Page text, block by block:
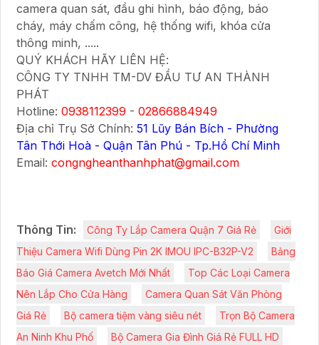
camera quan sát, đầu ghi hình, báo động, báo
cháy, máy chấm công, hệ thống wifi, khóa cửa
thông minh, .....
QUÝ KHÁCH HÃY LIÊN HỆ:
CÔNG TY TNHH TM-DV ĐẦU TƯ AN THÀNH
PHÁT
Hotline: 0938112399 - 02866884949
Địa chỉ Trụ Sở Chính: 51 Lũy Bán Bích - Phường
Tân Thới Hoà - Quận Tân Phú - Tp.Hồ Chí Minh
Email: congngheanthanhphat@gmail.com
Thông Tin: Công Ty Lắp Camera Quận 7 Giá Rẻ
Giới
Thiệu Camera Wifi Dùng Pin 2K IMOU IPC-B32P-V2
Bảng
Báo Giá Camera Avetch Mới Nhất
Top Các Loại Camera
Nên Lắp Cho Cửa Hàng
Camera Quan Sát Văn Phòng
Giá Rẻ
Bộ camera tiệm vàng siêu nét
Trọn Bộ Camera
An Ninh Khu Phố
Bộ Camera Gia Đình Giá Rẻ FULL HD